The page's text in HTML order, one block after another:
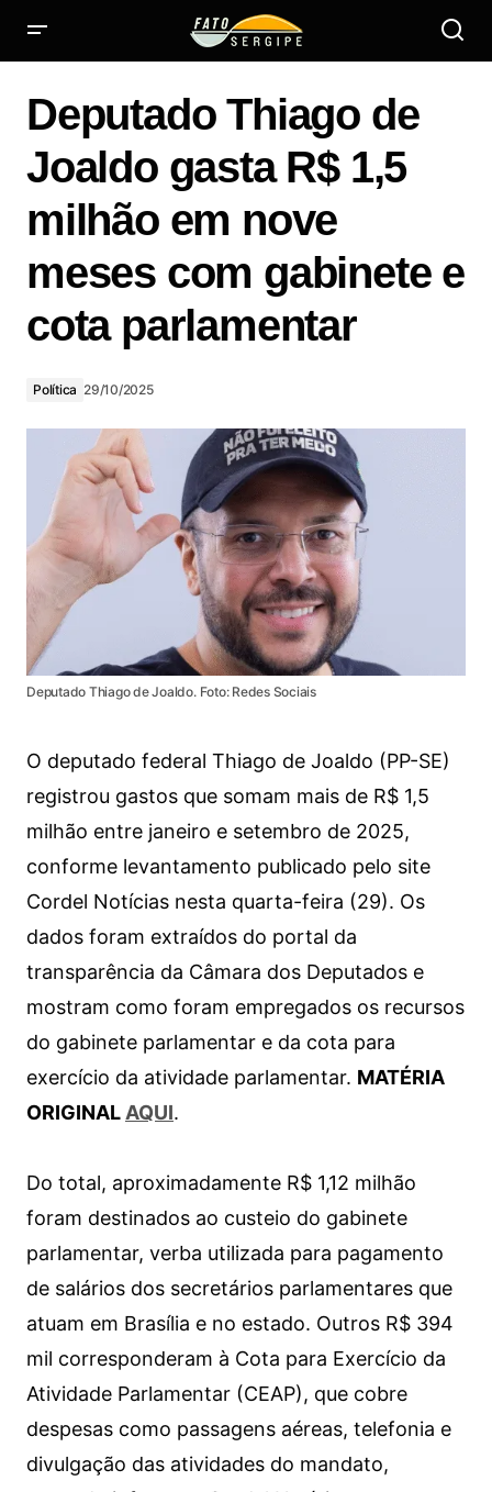
meses com gabinete e cota parlamentar
mais
Deputado Thiago de
Joaldo gasta R$ 1,5
milhão em nove
meses com gabinete e
cota parlamentar
Política 29/10/2025
Deputado Thiago de Joaldo. Foto: Redes Sociais
O deputado federal Thiago de Joaldo (PP-SE)
registrou gastos que somam mais de R$ 1,5
milhão entre janeiro e setembro de 2025,
conforme levantamento publicado pelo site
Cordel Notícias nesta quarta-feira (29). Os
dados foram extraídos do portal da
transparência da Câmara dos Deputados e
mostram como foram empregados os recursos
do gabinete parlamentar e da cota para
exercício da atividade parlamentar. MATÉRIA
ORIGINALAQUI.
Do total, aproximadamente R$ 1,12 milhão
foram destinados ao custeio do gabinete
parlamentar, verba utilizada para pagamento
de salários dos secretários parlamentares que
atuam em Brasília e no estado. Outros R$ 394
mil corresponderam à Cota para Exercício da
Atividade Parlamentar (CEAP), que cobre
despesas como passagens aéreas, telefonia e
divulgação das atividades do mandato,